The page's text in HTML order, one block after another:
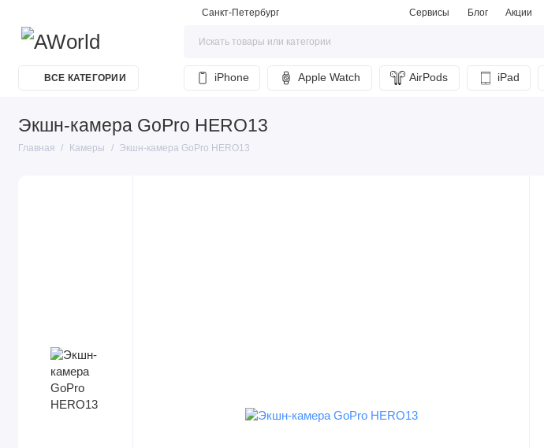
Санкт-Петербург Сервисы Блог Акции
ВСЕ КАТЕГОРИИ iPhone Apple Watch AirPods iPad
Экшн-камера GoPro HERO13
Главная Камеры Экшн-камера GoPro HERO13